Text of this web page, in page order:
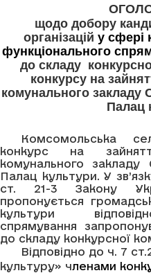
щодо добору
організацій у сфері
функціонального
до складу
конкурсу на
комунального
Палац
Комсомольська
конкурс на
комунального
Палац культури. У
ст. 21-3 Закону
пропонується
культури
спрямування
до складу конкурсної
Відповідно до ч. 7
культуру» членами